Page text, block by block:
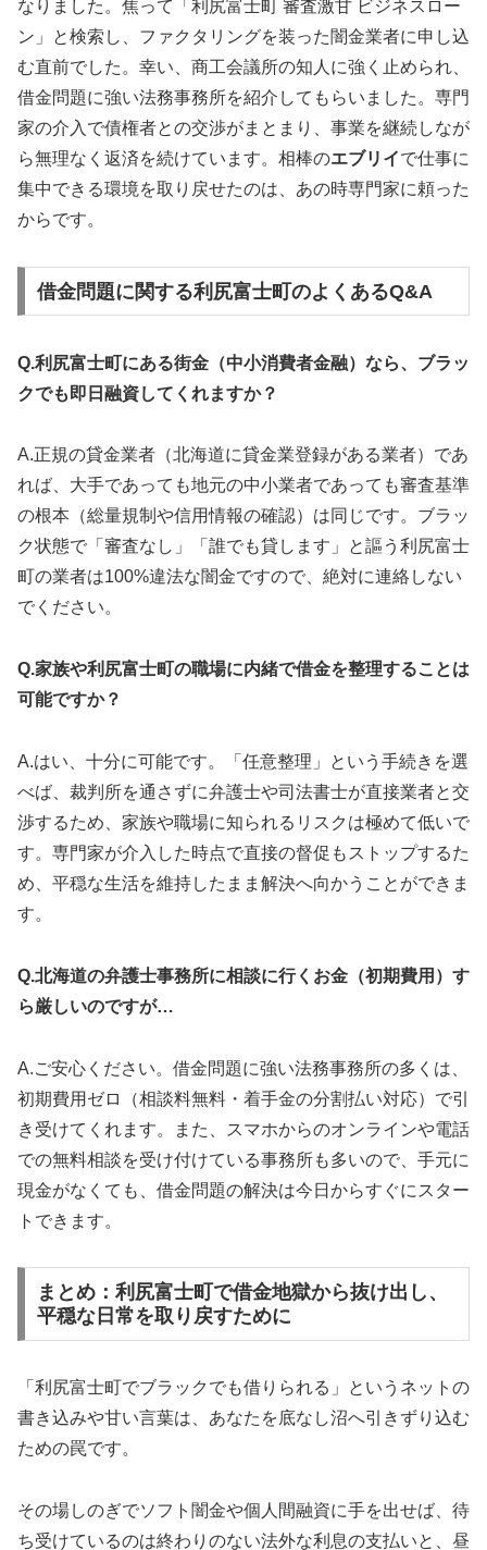
なりました。焦って「利尻富士町 審査激甘 ビジネスロー
ン」と検索し、ファクタリングを装った闇金業者に申し込
む直前でした。幸い、商工会議所の知人に強く止められ、
借金問題に強い法務事務所を紹介してもらいました。専門
家の介入で債権者との交渉がまとまり、事業を継続しなが
ら無理なく返済を続けています。相棒のエブリイで仕事に
集中できる環境を取り戻せたのは、あの時専門家に頼った
からです。
借金問題に関する利尻富士町のよくあるQ&A
Q.利尻富士町にある街金（中小消費者金融）なら、ブラッ
クでも即日融資してくれますか？
A.正規の貸金業者（北海道に貸金業登録がある業者）であ
れば、大手であっても地元の中小業者であっても審査基準
の根本（総量規制や信用情報の確認）は同じです。ブラッ
ク状態で「審査なし」「誰でも貸します」と謳う利尻富士
町の業者は100%違法な闇金ですので、絶対に連絡しない
でください。
Q.家族や利尻富士町の職場に内緒で借金を整理することは
可能ですか？
A.はい、十分に可能です。「任意整理」という手続きを選
べば、裁判所を通さずに弁護士や司法書士が直接業者と交
渉するため、家族や職場に知られるリスクは極めて低いで
す。専門家が介入した時点で直接の督促もストップするた
め、平穏な生活を維持したまま解決へ向かうことができま
す。
Q.北海道の弁護士事務所に相談に行くお金（初期費用）す
ら厳しいのですが…
A.ご安心ください。借金問題に強い法務事務所の多くは、
初期費用ゼロ（相談料無料・着手金の分割払い対応）で引
き受けてくれます。また、スマホからのオンラインや電話
での無料相談を受け付けている事務所も多いので、手元に
現金がなくても、借金問題の解決は今日からすぐにスター
トできます。
まとめ：利尻富士町で借金地獄から抜け出し、
平穏な日常を取り戻すために
「利尻富士町でブラックでも借りられる」というネットの
書き込みや甘い言葉は、あなたを底なし沼へ引きずり込む
ための罠です。
その場しのぎでソフト闇金や個人間融資に手を出せば、待
ち受けているのは終わりのない法外な利息の支払いと、昼